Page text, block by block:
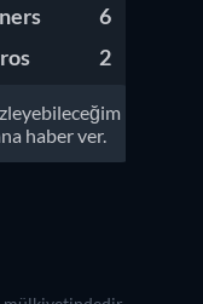
6
2
haber ver.